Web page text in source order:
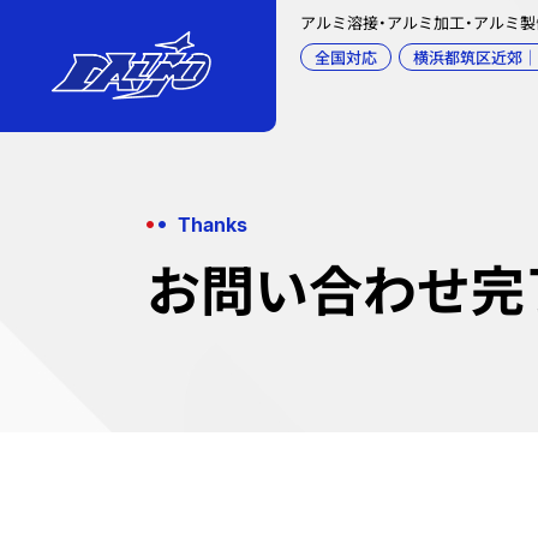
アルミ溶接・アルミ加工・アルミ
全国対応
横浜都筑区近郊
Thanks
お問い合わせ完